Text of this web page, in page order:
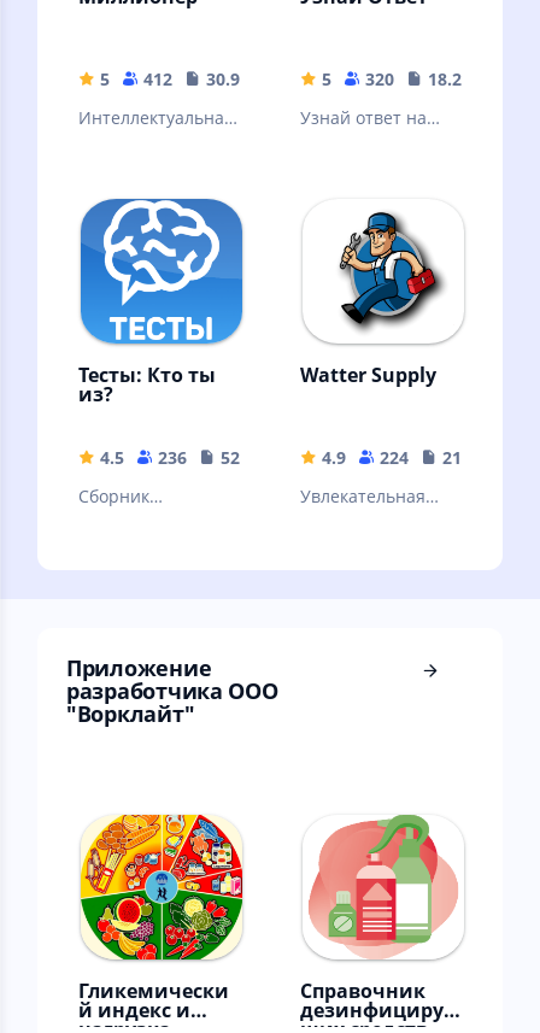
5 412
30.99 MB
Интеллектуальная
телешоу
5 320
18.28 MB
Узнай ответ на
Тесты: Кто ты
из?
4.5 236
52.73 MB
Сборник
Watter Supply
4.9 224
21.8 MB
Увлекательная
Приложение
разработчика ООО
"Ворклайт"
Гликемически
й индекс и
Справочник
дезинфицирую